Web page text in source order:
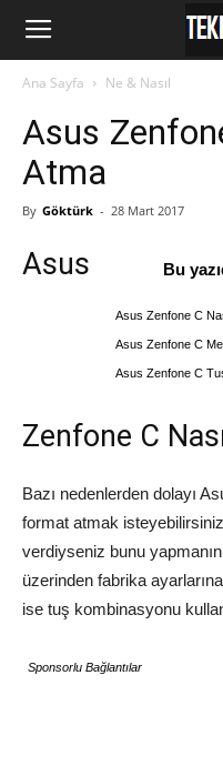
www.Teknoloji6.com
Ana Sayfa Ne & Nasıl
Asus
Atma
By Göktürk - 28 Mart 2017
Bu
Asus Zenfone C
Asus Zenfone C
Asus Zenfone C
Asus
Zenfone C
Bazı nedenlerden dolayı
format atmak
verdiyseniz bunu
üzerinden fabrika
ise tuş kombinasyonu
Sponsorlu Bağlantılar